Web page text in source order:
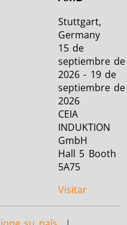
Stuttgart,
Germany
15 de
septiembre de
2026 - 19 de
septiembre de
2026
CEIA
INDUKTION
GmbH
Hall 5 Booth
5A75
Visitar